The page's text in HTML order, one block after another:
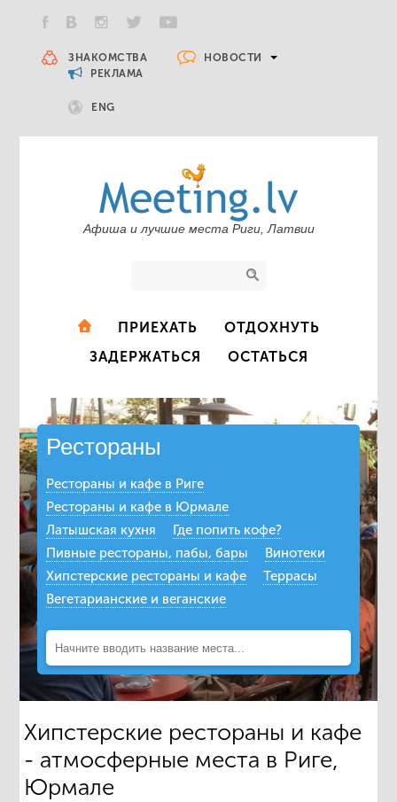
ЗНАКОМСТВА
НОВОСТИ
РЕКЛАМА
ENG
Афиша и лучшие места Риги, Латвии
ПРИЕХАТЬ
ОТДОХНУТЬ
ЗАДЕРЖАТЬСЯ
ОСТАТЬСЯ
Рестораны
Рестораны и кафе в Риге
Рестораны и кафе в Юрмале
Латышская кухня
Где попить кофе?
Пивные рестораны, пабы, бары
Винотеки
Хипстерские рестораны и кафе
Террасы
Вегетарианские и веганские
Хипстерские рестораны и кафе
- атмосферные места в Риге,
Юрмале